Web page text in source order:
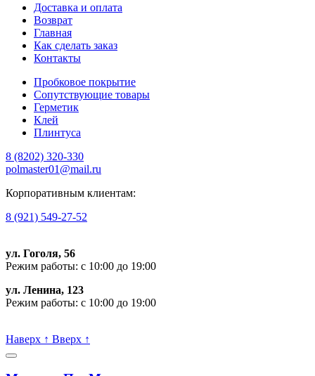
Доставка и оплата
Возврат
Главная
Как сделать заказ
Контакты
Пробковое покрытие
Сопутствующие товары
Герметик
Клей
Плинтуса
8 (8202) 320-330
polmaster01@mail.ru
Корпоративным клиентам:
8 (921) 549-27-52
ул. Гоголя, 56
Режим работы: с 10:00 до 19:00
ул. Ленина, 123
Режим работы: с 10:00 до 19:00
Наверх ↑ Вверх ↑